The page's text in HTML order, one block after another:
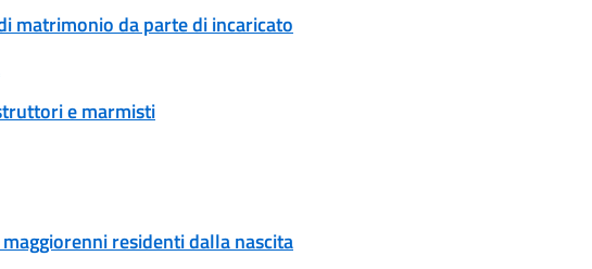
matrimonio da parte di incaricato
e marmisti
residenti dalla nascita